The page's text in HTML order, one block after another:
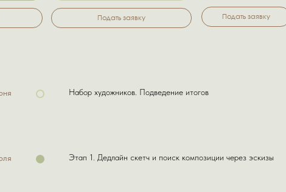
Подать заявку Подать заявку
Набор художников. Подведение итогов
Этап 1. Дедлайн скетч и поиск композиции через эскизы